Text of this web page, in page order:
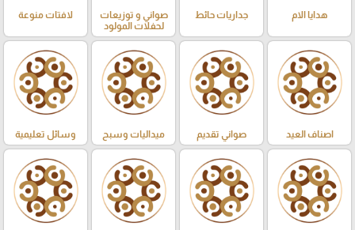
هدايا الام جداريات حائط
صواني و توزيعات
لحفلات المولود
لافتات منوعة
اصناف العيد صواني تقديم ميداليات وسبح وسائل تعليمية